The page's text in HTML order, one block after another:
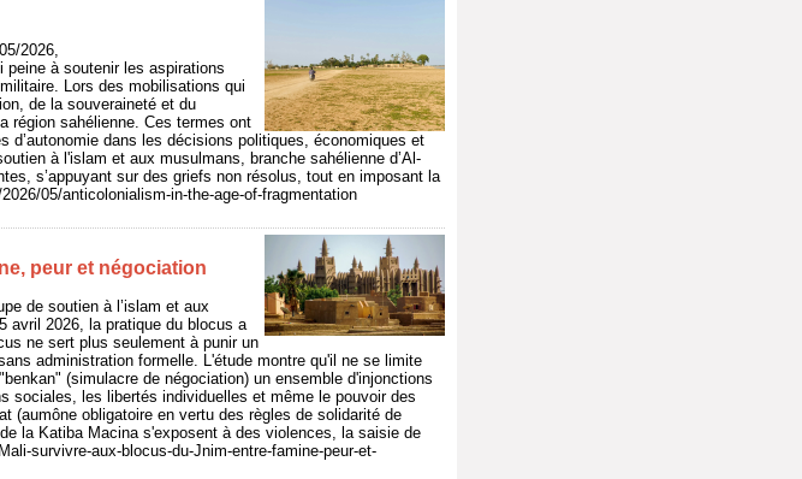
2026,
à soutenir les aspirations
Lors des mobilisations qui
de la souveraineté et du
région sahélienne. Ces termes ont
dans les décisions politiques, économiques et
à l'islam et aux musulmans, branche sahélienne d’Al-
s’appuyant sur des griefs non résolus, tout en imposant la
05/anticolonialism-in-the-age-of-fragmentation
peur et négociation
de soutien à l’islam et aux
avril 2026, la pratique du blocus a
ne sert plus seulement à punir un
administration formelle. L'étude montre qu'il ne se limite
(simulacre de négociation) un ensemble d'injonctions
sociales, les libertés individuelles et même le pouvoir des
(aumône obligatoire en vertu des règles de solidarité de
la Katiba Macina s'exposent à des violences, la saisie de
survivre-aux-blocus-du-Jnim-entre-famine-peur-et-